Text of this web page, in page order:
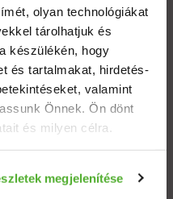
olyan technológiákat
tárolhatjuk és
készülékén, hogy
és tartalmakat, hirdetés-
valamint
Önnek. Ön dönt
és milyen célra.
elhelyezkedéséről
megjelenítése